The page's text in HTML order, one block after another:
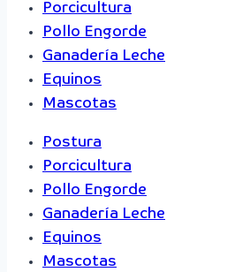
Porcicultura
Pollo Engorde
Ganadería Leche
Equinos
Mascotas
Postura
Porcicultura
Pollo Engorde
Ganadería Leche
Equinos
Mascotas